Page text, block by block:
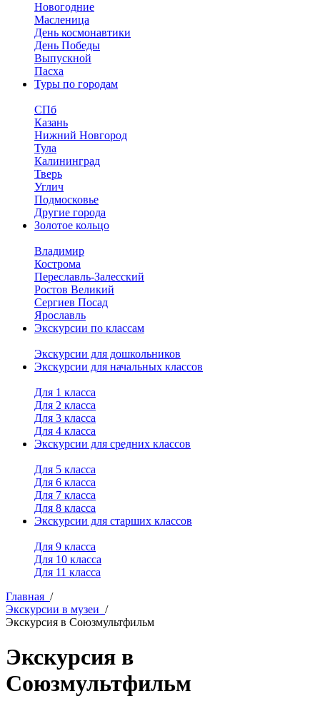
Новогодние
Масленица
День космонавтики
День Победы
Выпускной
Пасха
Туры по городам
СПб
Казань
Нижний Новгород
Тула
Калининград
Тверь
Углич
Подмосковье
Другие города
Золотое кольцо
Владимир
Кострома
Переславль-Залесский
Ростов Великий
Сергиев Посад
Ярославль
Экскурсии по классам
Экскурсии для дошкольников
Экскурсии для начальных классов
Для 1 класса
Для 2 класса
Для 3 класса
Для 4 класса
Экскурсии для средних классов
Для 5 класса
Для 6 класса
Для 7 класса
Для 8 класса
Экскурсии для старших классов
Для 9 класса
Для 10 класса
Для 11 класса
Главная /
Экскурсии в музеи /
Экскурсия в Союзмультфильм
Экскурсия в
Союзмультфильм